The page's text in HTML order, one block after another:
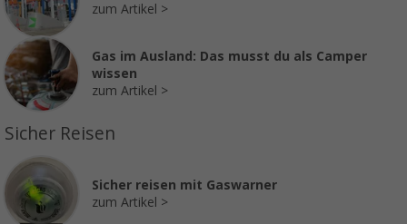
zum Artikel
Gas im Ausland: Das musst du als Camper
wissen
zum Artikel
Sicher Reisen
Sicher reisen mit Gaswarner
zum Artikel